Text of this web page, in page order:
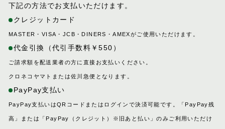
下記の方法でお支払いただけます。
クレジットカード
MASTER・VISA・JCB・DINERS・AMEXがご使用いただけます。
代金引換（代引手数料￥550）
ご請求額を配送業者の方に直接お支払いください。
クロネコヤマトまたは佐川急便となります。
PayPay支払い
PayPay支払いはQRコードまたはログインで決済可能です。「PayPay残
高」または「PayPay（クレジット）※旧あと払い」のみご利用いただけ